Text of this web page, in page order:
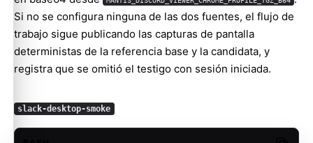
Si no se configura ninguna de las dos fuentes, el flujo de
trabajo sigue publicando las capturas de pantalla
deterministas de la referencia base y la candidata, y
registra que se omitió el testigo con sesión iniciada.
slack-desktop-smoke